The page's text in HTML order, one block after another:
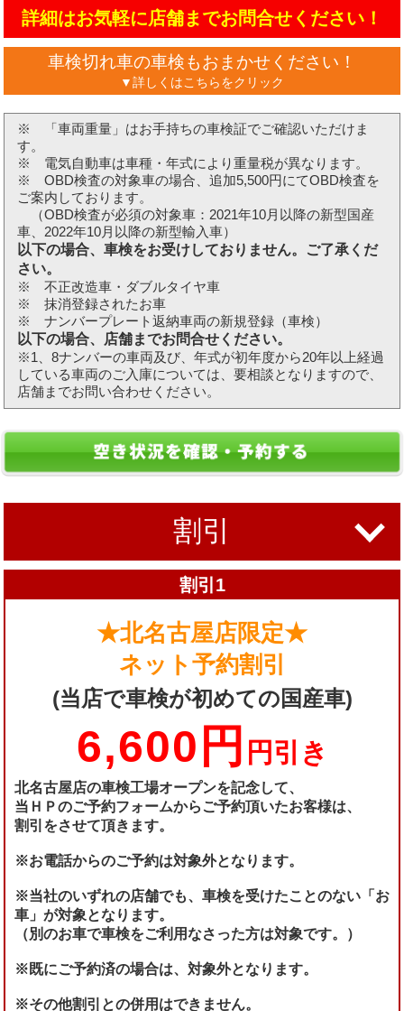
詳細はお気軽に店舗までお問合せください！
車検切れ車の車検もおまかせください！
▼詳しくはこちらをクリック
※ 「車両重量」はお手持ちの車検証でご確認いただけま
す。
※ 電気自動車は車種・年式により重量税が異なります。
※ OBD検査の対象車の場合、追加5,500円にてOBD検査を
ご案内しております。
（OBD検査が必須の対象車：2021年10月以降の新型国産
車、2022年10月以降の新型輸入車）
以下の場合、車検をお受けしておりません。ご了承くだ
さい。
※ 不正改造車・ダブルタイヤ車
※ 抹消登録されたお車
※ ナンバープレート返納車両の新規登録（車検）
以下の場合、店舗までお問合せください。
※1、8ナンバーの車両及び、年式が初年度から20年以上経過
している車両のご入庫については、要相談となりますので、
店舗までお問い合わせください。
割引
割引1
★北名古屋店限定★
ネット予約割引
(当店で車検が初めての国産車)
6,600円 円引き
北名古屋店の車検工場オープンを記念して、
当ＨＰのご予約フォームからご予約頂いたお客様は、
割引をさせて頂きます。
※お電話からのご予約は対象外となります。
※当社のいずれの店舗でも、車検を受けたことのない「お
車」が対象となります。
（別のお車で車検をご利用なさった方は対象です。）
※既にご予約済の場合は、対象外となります。
※その他割引との併用はできません。